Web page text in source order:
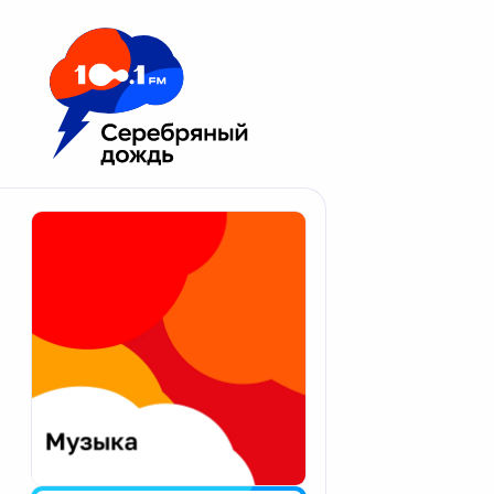
Москва 100.1 FM
Апатиты
Екатеринбург
Калининград
Калуга